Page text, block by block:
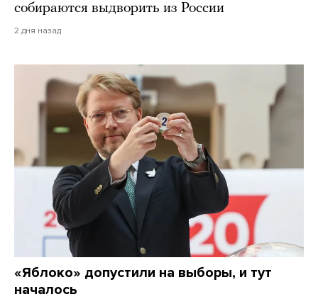
собираются выдворить из России
2 дня назад
«Яблоко» допустили на выборы, и тут
началось